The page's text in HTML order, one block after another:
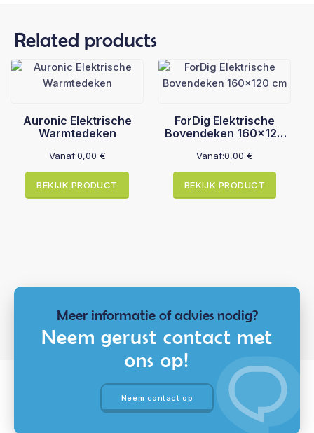
Related products
Auronic Elektrische
Warmtedeken
Vanaf:0,00 €
BEKIJK PRODUCT
ForDig Elektrische
Bovendeken 160x120
Vanaf:0,00 €
BEKIJK PRODUCT
Meer informatie of advies nodig?
Neem gerust contact met
ons op!
Neem contact op